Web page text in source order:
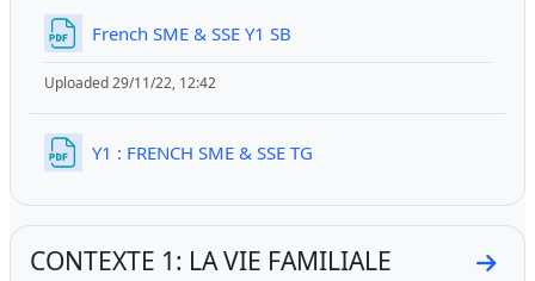
French SME & SSE Y1 SB
Uploaded 29/11/22, 12:42
Y1 : FRENCH SME & SSE TG
CONTEXTE 1: LA VIE FAMILIALE